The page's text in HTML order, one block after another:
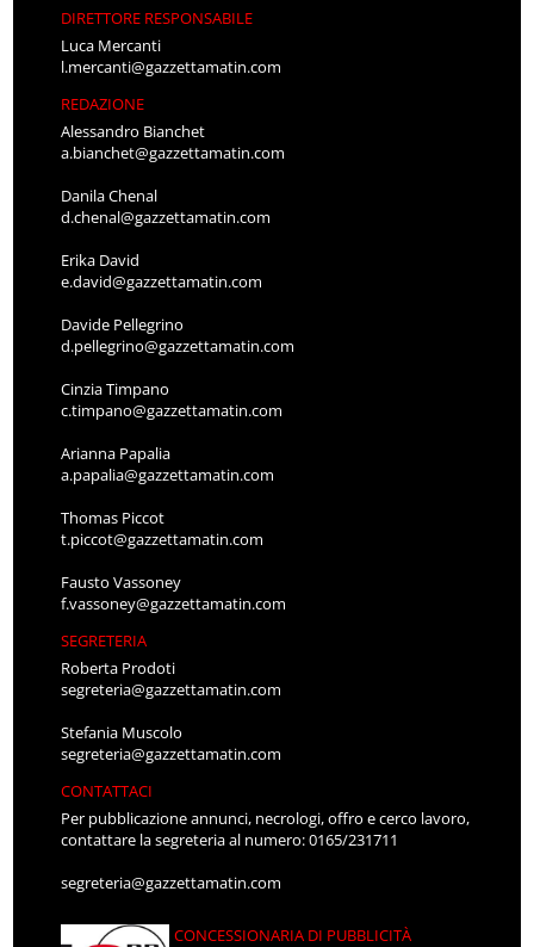
DIRETTORE RESPONSABILE
Luca Mercanti
l.mercanti@gazzettamatin.com
REDAZIONE
Alessandro Bianchet
a.bianchet@gazzettamatin.com
Danila Chenal
d.chenal@gazzettamatin.com
Erika David
e.david@gazzettamatin.com
Davide Pellegrino
d.pellegrino@gazzettamatin.com
Cinzia Timpano
c.timpano@gazzettamatin.com
Arianna Papalia
a.papalia@gazzettamatin.com
Thomas Piccot
t.piccot@gazzettamatin.com
Fausto Vassoney
f.vassoney@gazzettamatin.com
SEGRETERIA
Roberta Prodoti
segreteria@gazzettamatin.com
Stefania Muscolo
segreteria@gazzettamatin.com
CONTATTACI
Per pubblicazione annunci, necrologi, offro e cerco lavoro,
contattare la segreteria al numero: 0165/231711
segreteria@gazzettamatin.com
CONCESSIONARIA DI PUBBLICITÀ